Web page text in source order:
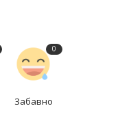
0
Забавно